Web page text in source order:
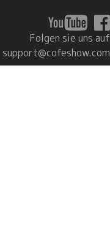
Folgen sie uns auf
support@cofeshow.com